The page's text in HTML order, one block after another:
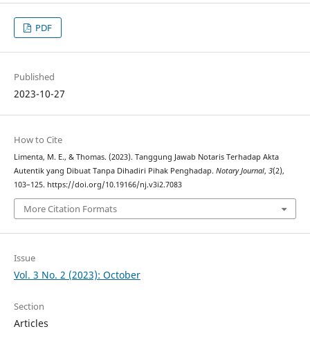
PDF
Published
2023-10-27
How to Cite
Limenta, M. E., & Thomas. (2023). Tanggung Jawab Notaris Terhadap Akta
Autentik yang Dibuat Tanpa Dihadiri Pihak Penghadap. Notary Journal, 3(2),
103–125. https://doi.org/10.19166/nj.v3i2.7083
More Citation Formats
Issue
Vol. 3 No. 2 (2023): October
Section
Articles